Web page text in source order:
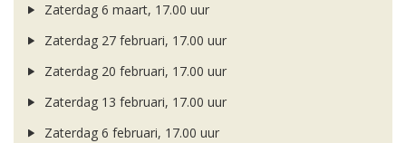
Zaterdag 6 maart, 17.00 uur
Zaterdag 27 februari, 17.00 uur
Zaterdag 20 februari, 17.00 uur
Zaterdag 13 februari, 17.00 uur
Zaterdag 6 februari, 17.00 uur